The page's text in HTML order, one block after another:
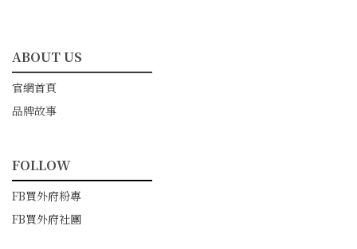
ABOUT US
━━━━━━━━━━━
官網首頁
品牌故事
FOLLOW
━━━━━━━━━━━
FB買外府粉專
FB買外府社團